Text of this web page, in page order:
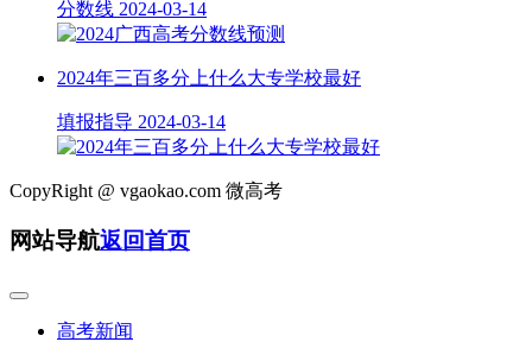
分数线 2024-03-14
2024年三百多分上什么大专学校最好
填报指导 2024-03-14
CopyRight @ vgaokao.com 微高考
网站导航返回首页
高考新闻